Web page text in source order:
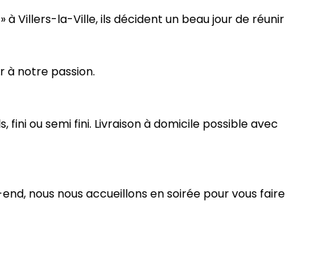
à Villers-la-Ville, ils décident un beau jour de réunir
à notre passion.
ou semi fini. Livraison à domicile possible avec
nous nous accueillons en soirée pour vous faire